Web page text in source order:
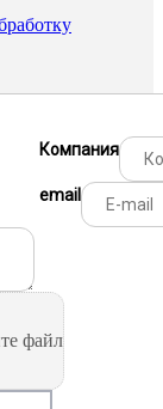
Компания
email
файл